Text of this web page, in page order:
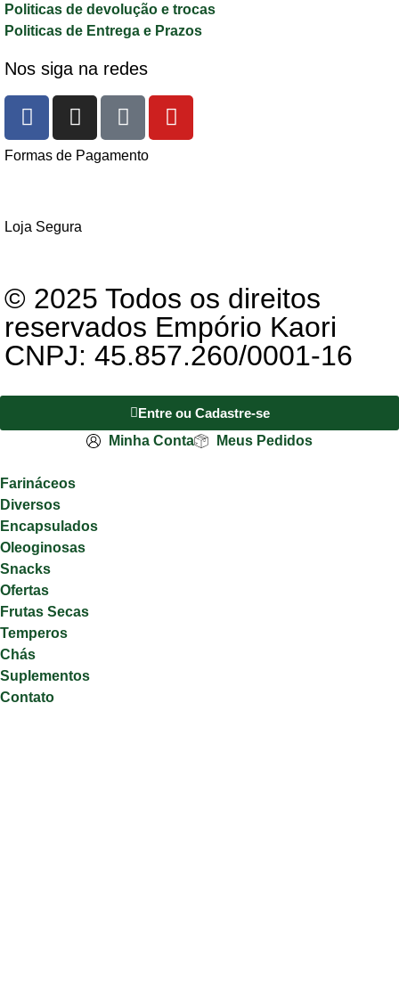
Politicas de devolução e trocas
Politicas de Entrega e Prazos
Nos siga na redes
Formas de Pagamento
Loja Segura
© 2025 Todos os direitos
reservados Empório Kaori
CNPJ: 45.857.260/0001-16
Entre ou Cadastre-se
Minha Conta
Meus Pedidos
Farináceos
Diversos
Encapsulados
Oleoginosas
Snacks
Ofertas
Frutas Secas
Temperos
Chás
Suplementos
Contato